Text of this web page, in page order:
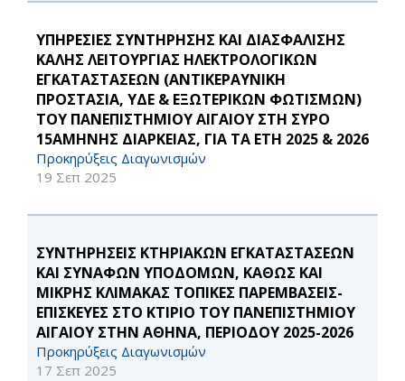
ΥΠΗΡΕΣΙΕΣ ΣΥΝΤΗΡΗΣΗΣ ΚΑΙ ΔΙΑΣΦΑΛΙΣΗΣ
ΚΑΛΗΣ ΛΕΙΤΟΥΡΓΙΑΣ ΗΛΕΚΤΡΟΛΟΓΙΚΩΝ
ΕΓΚΑΤΑΣΤΑΣΕΩΝ (ΑΝΤΙΚΕΡΑΥΝΙΚΗ
ΠΡΟΣΤΑΣΙΑ, ΥΔΕ & ΕΞΩΤΕΡΙΚΩΝ ΦΩΤΙΣΜΩΝ)
ΤΟΥ ΠΑΝΕΠΙΣΤΗΜΙΟΥ ΑΙΓΑΙΟΥ ΣΤΗ ΣΥΡΟ
15ΑΜΗΝΗΣ ΔΙΑΡΚΕΙΑΣ, ΓΙΑ ΤΑ ΕΤΗ 2025 & 2026
Προκηρύξεις Διαγωνισμών
19 Σεπ 2025
ΣΥΝΤΗΡΗΣΕΙΣ ΚΤΗΡΙΑΚΩΝ ΕΓΚΑΤΑΣΤΑΣΕΩΝ
ΚΑΙ ΣΥΝΑΦΩΝ ΥΠΟΔΟΜΩΝ, ΚΑΘΩΣ ΚΑΙ
ΜΙΚΡΗΣ ΚΛΙΜΑΚΑΣ ΤΟΠΙΚΕΣ ΠΑΡΕΜΒΑΣΕΙΣ-
ΕΠΙΣΚΕΥΕΣ ΣΤΟ ΚΤΙΡΙΟ ΤΟΥ ΠΑΝΕΠΙΣΤΗΜΙΟΥ
ΑΙΓΑΙΟΥ ΣΤΗΝ ΑΘΗΝΑ, ΠΕΡΙΟΔΟΥ 2025-2026
Προκηρύξεις Διαγωνισμών
17 Σεπ 2025